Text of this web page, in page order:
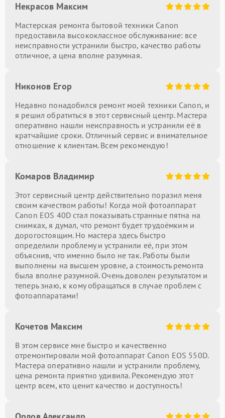
Некрасов Максим
Мастерская ремонта бытовой техники Canon
предоставила высококлассное обслуживание: все
неисправности устранили быстро, качество работы
отличное, а цена вполне разумная.
Никонов Егор
Недавно понадобился ремонт моей техники Canon, и
я решил обратиться в этот сервисный центр. Мастера
оперативно нашли неисправность и устранили её в
кратчайшие сроки. Отличный сервис и внимательное
отношение к клиентам. Всем рекомендую!
Комаров Владимир
Этот сервисный центр действительно поразил меня
своим качеством работы! Когда мой фотоаппарат
Canon EOS 40D стал показывать странные пятна на
снимках, я думал, что ремонт будет трудоёмким и
дорогостоящим. Но мастера здесь быстро
определили проблему и устранили её, при этом
объяснив, что именно было не так. Работы были
выполнены на высшем уровне, а стоимость ремонта
была вполне разумной. Очень доволен результатом и
теперь знаю, к кому обращаться в случае проблем с
фотоаппаратами!
Кочетов Максим
В этом сервисе мне быстро и качественно
отремонтировали мой фотоаппарат Canon EOS 550D.
Мастера оперативно нашли и устранили проблему,
цена ремонта приятно удивила. Рекомендую этот
центр всем, кто ценит качество и доступность!